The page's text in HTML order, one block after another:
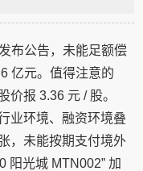
布公告，未能足额偿
亿元。值得注意的
价报 3.36 元 / 股。
业环境、融资环境叠
，未能按期支付境外
阳光城 MTN002” 加